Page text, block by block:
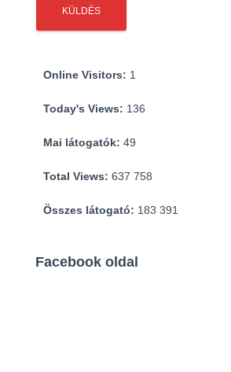
Online Visitors: 1
Today's Views: 136
Mai látogatók: 49
Total Views: 637 758
Összes látogató: 183 391
Facebook oldal